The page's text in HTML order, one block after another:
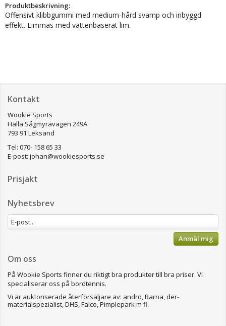
Produktbeskrivning:
Offensivt klibbgummi med medium-hård svamp och inbyggd
effekt. Limmas med vattenbaserat lim.
Kontakt
Wookie Sports
Hälla Sågmyravägen 249A
793 91 Leksand
Tel: 070- 158 65 33
E-post: johan@wookiesports.se
Prisjakt
Nyhetsbrev
Anmäl mig
Om oss
På Wookie Sports finner du riktigt bra produkter till bra priser. Vi
specialiserar oss på bordtennis.
Vi är auktoriserade återförsäljare av: andro, Barna, der-
materialspezialist, DHS, Falco, Pimplepark m fl.